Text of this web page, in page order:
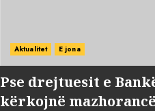
Aktualitet E jona
Pse drejtuesit e
kërkojnë